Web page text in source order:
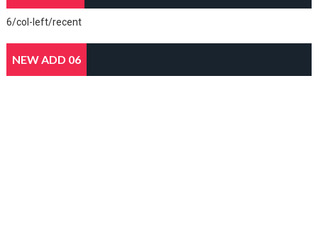
6/col-left/recent
NEW ADD 06